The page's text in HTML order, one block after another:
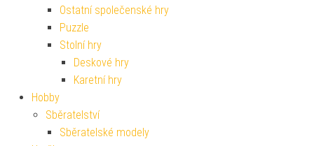
Ostatní společenské hry
Puzzle
Stolní hry
Deskové hry
Karetní hry
Hobby
Sběratelství
Sběratelské modely